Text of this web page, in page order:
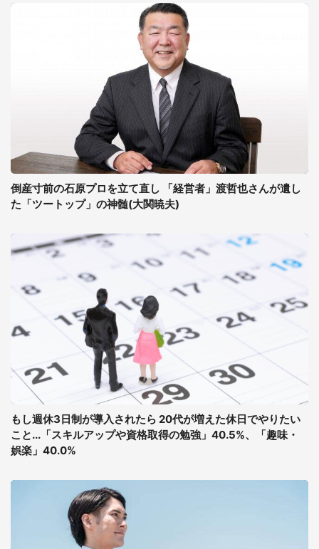
倒産寸前の石原プロを立て直し 「経営者」渡哲也さんが遺し
た「ツートップ」の神髄(大関暁夫)
もし週休3日制が導入されたら 20代が増えた休日でやりたい
こと...「スキルアップや資格取得の勉強」40.5%、「趣味・
娯楽」40.0%